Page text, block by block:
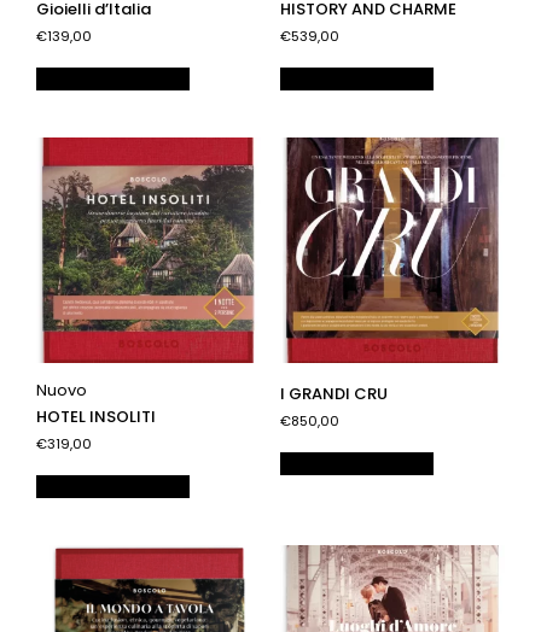
Gioielli d’Italia
€139,00
HISTORY AND CHARME
€539,00
Nuovo
HOTEL INSOLITI
€319,00
I GRANDI CRU
€850,00